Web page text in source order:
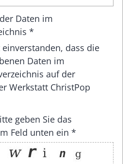
Daten im
*
dass die
Daten im
auf der
Werkstatt ChristPop
geben Sie das
Feld unten ein *